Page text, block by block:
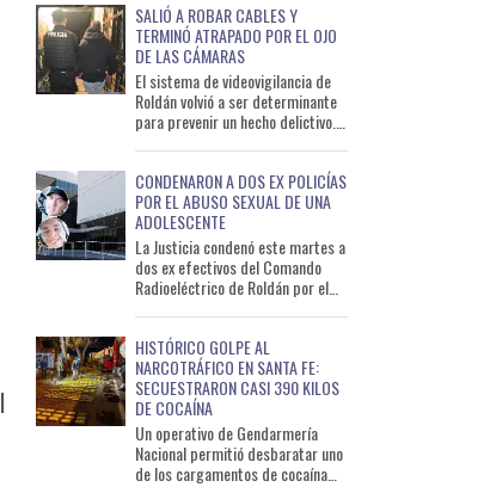
SALIÓ A ROBAR CABLES Y
TERMINÓ ATRAPADO POR EL OJO
DE LAS CÁMARAS
El sistema de videovigilancia de
Roldán volvió a ser determinante
para prevenir un hecho delictivo.
CONDENARON A DOS EX POLICÍAS
POR EL ABUSO SEXUAL DE UNA
ADOLESCENTE
La Justicia condenó este martes a
dos ex efectivos del Comando
Radioeléctrico de Roldán por el
HISTÓRICO GOLPE AL
NARCOTRÁFICO EN SANTA FE:
SECUESTRARON CASI 390 KILOS
DE COCAÍNA
Un operativo de Gendarmería
Nacional permitió desbaratar uno
de los cargamentos de cocaína